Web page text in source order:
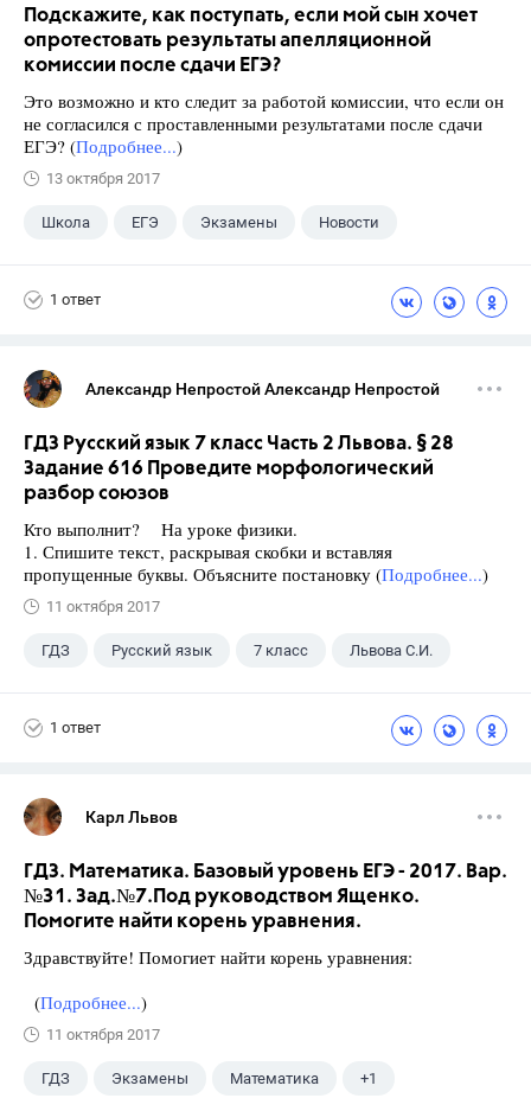
Подскажите, как поступать, если мой сын хочет
опротестовать результаты апелляционной
комиссии после сдачи ЕГЭ?
Это возможно и кто следит за работой комиссии, что если он
не согласился с проставленными результатами после сдачи
ЕГЭ? (Подробнее...)
13 октября 2017
Школа ЕГЭ Экзамены Новости
1 ответ
Александр Непростой Александр Непростой
ГДЗ Русский язык 7 класс Часть 2 Львова. § 28
Задание 616 Проведите морфологический
разбор союзов
Кто выполнит? На уроке физики.
1. Спишите текст, раскрывая скобки и вставляя
пропущенные буквы. Объясните постановку (Подробнее...)
11 октября 2017
ГДЗ Русский язык 7 класс Львова С.И.
1 ответ
Карл Львов
ГДЗ. Математика. Базовый уровень ЕГЭ - 2017. Вар.
№31. Зад.№7.Под руководством Ященко.
Помогите найти корень уравнения.
Здравствуйте! Помогиет найти корень уравнения:
(Подробнее...)
11 октября 2017
ГДЗ Экзамены Математика +1